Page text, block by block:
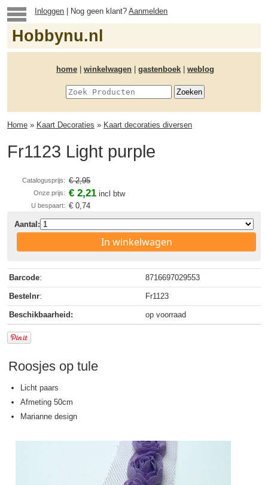
Inloggen | Nog geen klant?Aanmelden
Hobbynu.nl
home winkelwagen gastenboek weblog
Home » Kaart Decoraties » Kaart decoraties diversen
Fr1123 Light purple
Catalogusprijs: € 2,95
Onze prijs: € 2,21 incl btw
U bespaart: € 0,74
Aantal:
In winkelwagen
Barcode: 8716697029553
Bestelnr: Fr1123
Beschikbaarheid: op voorraad
Roosjes op tule
Licht paars
Afmeting 50cm
Marianne design